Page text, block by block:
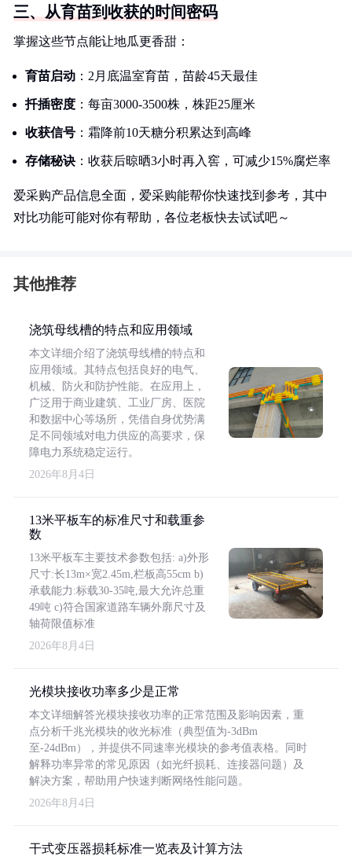
三、从育苗到收获的时间密码
掌握这些节点能让地瓜更香甜：
育苗启动 ：2月底温室育苗，苗龄45天最佳
扦插密度 ：每亩3000-3500株，株距25厘米
收获信号 ：霜降前10天糖分积累达到高峰
存储秘诀 ：收获后晾晒3小时再入窖，可减少15%腐烂率
爱采购产品信息全面，爱采购能帮你快速找到参考，其中
对比功能可能对你有帮助，各位老板快去试试吧～
其他推荐
浇筑母线槽的特点和应用领域
本文详细介绍了浇筑母线槽的特点和
应用领域。其特点包括良好的电气、
机械、防火和防护性能。在应用上，
广泛用于商业建筑、工业厂房、医院
和数据中心等场所，凭借自身优势满
足不同领域对电力供应的高要求，保
障电力系统稳定运行。
2026年8月4日
13米平板车的标准尺寸和载重参
数
13米平板车主要技术参数包括: a)外形
尺寸:长13m×宽2.45m,栏板高55cm b)
承载能力:标载30-35吨,最大允许总重
49吨 c)符合国家道路车辆外廓尺寸及
轴荷限值标准
2026年8月4日
光模块接收功率多少是正常
本文详细解答光模块接收功率的正常范围及影响因素，重
点分析千兆光模块的收光标准（典型值为-3dBm
至-24dBm），并提供不同速率光模块的参考值表格。同时
解释功率异常的常见原因（如光纤损耗、连接器问题）及
解决方案，帮助用户快速判断网络性能问题。
2026年8月4日
干式变压器损耗标准一览表及计算方法